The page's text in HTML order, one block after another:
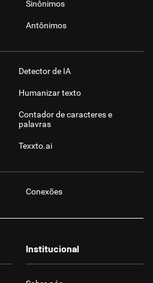
Sinônimos
Antônimos
Detector de IA
Humanizar texto
Contador de caracteres e
palavras
Texxto.ai
Conexões
Institucional